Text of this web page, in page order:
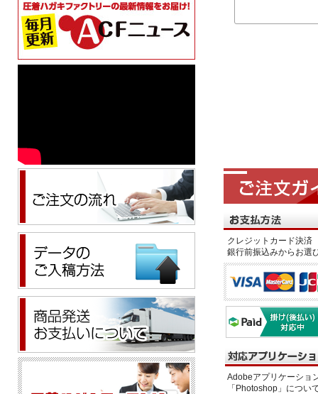
クレジットカード決
銀行前振込みからお選
Adobeアプリケーショ
「Photoshop」につい